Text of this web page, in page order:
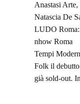
Anastasi
Natascia De
LUDO Roma:
nhow Roma
Tempi
Folk il
già sold-out.